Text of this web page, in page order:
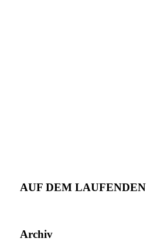
AUF DEM LAUFENDEN
Archiv